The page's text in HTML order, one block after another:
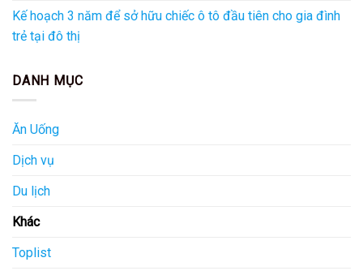
Kế hoạch 3 năm để sở hữu chiếc ô tô đầu tiên cho gia đình
trẻ tại đô thị
DANH MỤC
Ăn Uống
Dịch vụ
Du lịch
Khác
Toplist